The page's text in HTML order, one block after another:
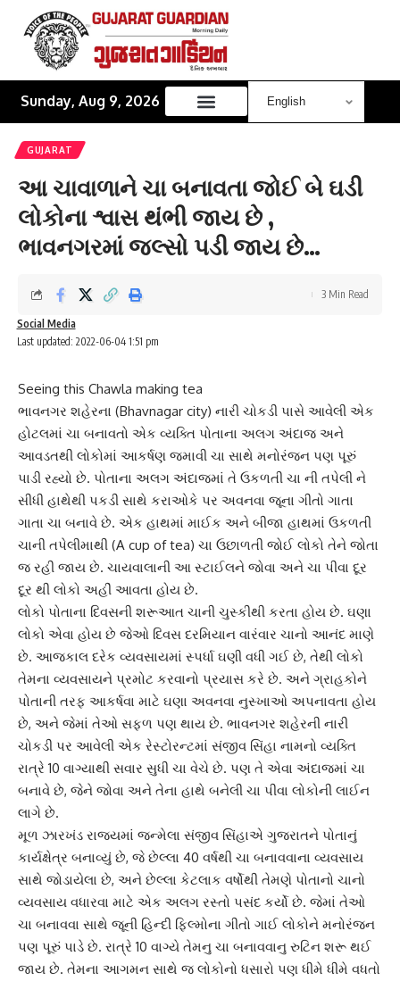
Sunday, Aug 9, 2026
GUJARAT
આ ચાવાળાને ચા બનાવતા જોઈ બે ઘડી
લોકોના શ્વાસ થંભી જાય છે ,
ભાવનગરમાં જલ્સો પડી જાય છે…
Last updated: 2022-06-04 1:51 pm
Social Media
3 Min Read
Seeing this Chawla making tea
ભાવનગર શહેરના (Bhavnagar city) નારી ચોકડી પાસે આવેલી એક
હોટલમાં ચા બનાવતો એક વ્યક્તિ પોતાના અલગ અંદાજ અને
આવડતથી લોકોમાં આકર્ષણ જમાવી ચા સાથે મનોરંજન પણ પૂરું
પાડી રહ્યો છે. પોતાના અલગ અંદાજમાં તે ઉકળતી ચા ની તપેલી ને
સીધી હાથેથી પકડી સાથે કરાઓકે પર અવનવા જૂના ગીતો ગાતા
ગાતા ચા બનાવે છે. એક હાથમાં માઈક અને બીજા હાથમાં ઉકળતી
ચાની તપેલીમાથી (A cup of tea) ચા ઉછાળતી જોઈ લોકો તેને જોતા
જ રહી જાય છે. ચાયવાલાની આ સ્ટાઈલને જોવા અને ચા પીવા દૂર
દૂર થી લોકો અહીં આવતા હોય છે.
લોકો પોતાના દિવસની શરૂઆત ચાની ચુસ્કીથી કરતા હોય છે. ઘણા
લોકો એવા હોય છે જેઓ દિવસ દરમિયાન વારંવાર ચાનો આનંદ માણે
છે. આજકાલ દરેક વ્યવસાયમાં સ્પર્ધા ઘણી વધી ગઈ છે, તેથી લોકો
તેમના વ્યવસાયને પ્રમોટ કરવાનો પ્રયાસ કરે છે. અને ગ્રાહકોને
પોતાની તરફ આકર્ષવા માટે ઘણા અવનવા નુસ્ખાઓ અપનાવતા હોય
છે, અને જેમાં તેઓ સફળ પણ થાય છે. ભાવનગર શહેરની નારી
ચોકડી પર આવેલી એક રેસ્ટોરન્ટમાં સંજીવ સિંહા નામનો વ્યક્તિ
રાત્રે 10 વાગ્યાથી સવાર સુધી ચા વેચે છે. પણ તે એવા અંદાજમાં ચા
બનાવે છે, જેને જોવા અને તેના હાથે બનેલી ચા પીવા લોકોની લાઈન
લાગે છે.
મૂળ ઝારખંડ રાજ્યમાં જન્મેલા સંજીવ સિંહાએ ગુજરાતને પોતાનું
કાર્યક્ષેત્ર બનાવ્યું છે, જે છેલ્લા 40 વર્ષથી ચા બનાવવાના વ્યવસાય
સાથે જોડાયેલા છે, અને છેલ્લા કેટલાક વર્ષોથી તેમણે પોતાનો ચાનો
વ્યવસાય વધારવા માટે એક અલગ રસ્તો પસંદ કર્યો છે. જેમાં તેઓ
ચા બનાવવા સાથે જૂની હિન્દી ફિલ્મોના ગીતો ગાઈ લોકોને મનોરંજન
પણ પૂરું પાડે છે. રાત્રે 10 વાગ્યે તેમનુ ચા બનાવવાનુ રુટિન શરૂ થઈ
જાય છે. તેમના આગમન સાથે જ લોકોનો ધસારો પણ ધીમે ધીમે વધતો